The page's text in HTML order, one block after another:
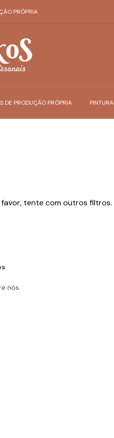
PRÓPRIA
DE PRODUÇÃO PRÓPRIA PINTURA
tente com outros filtros.
nós